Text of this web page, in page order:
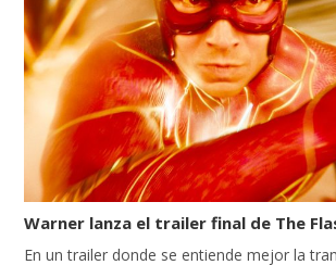
Warner lanza el trailer final de The
En un trailer donde se entiende mejor la